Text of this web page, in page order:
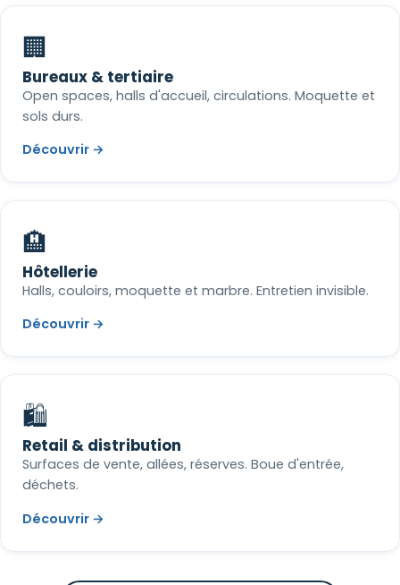
🏢
Bureaux & tertiaire
Open spaces, halls d'accueil, circulations. Moquette et
sols durs.
Découvrir →
🏨
Hôtellerie
Halls, couloirs, moquette et marbre. Entretien invisible.
Découvrir →
🛍️
Retail & distribution
Surfaces de vente, allées, réserves. Boue d'entrée,
déchets.
Découvrir →